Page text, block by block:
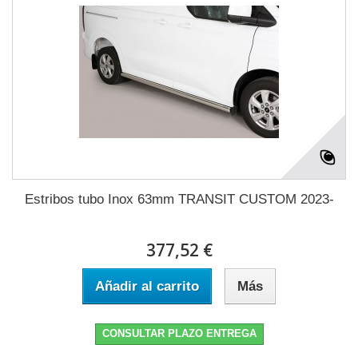
Estribos tubo Inox 63mm TRANSIT CUSTOM 2023-
377,52 €
Añadir al carrito Más
CONSULTAR PLAZO ENTREGA